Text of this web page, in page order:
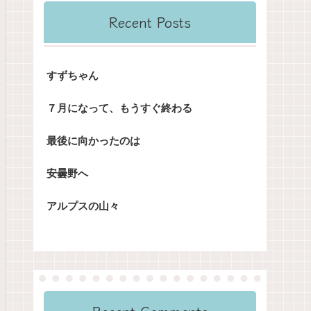
Recent Posts
すずちゃん
７月になって、もうすぐ終わる
最後に向かったのは
安曇野へ
アルプスの山々